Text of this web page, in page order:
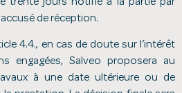
de réception.
4.4., en cas de doute sur l’intérêt
engagées, Salveo proposera au
à une date ultérieure ou de